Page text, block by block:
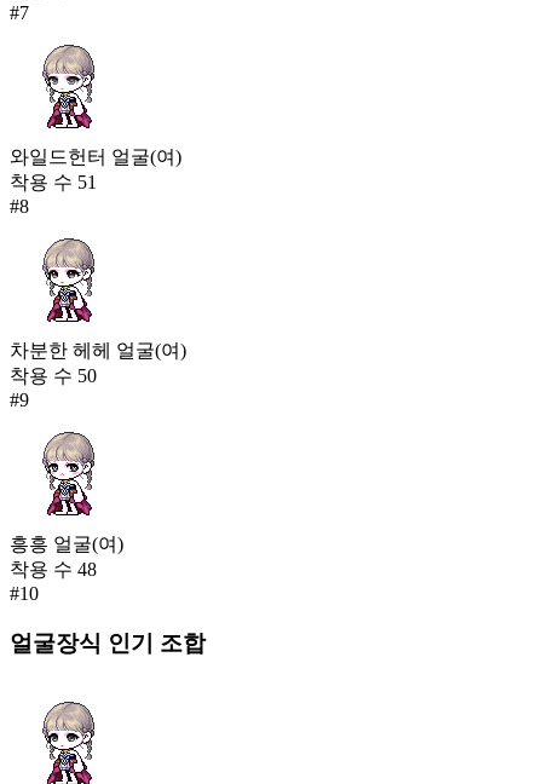
#7
와일드헌터 얼굴(여)
착용 수 51
#8
차분한 헤헤 얼굴(여)
착용 수 50
#9
흥흥 얼굴(여)
착용 수 48
#10
얼굴장식 인기 조합